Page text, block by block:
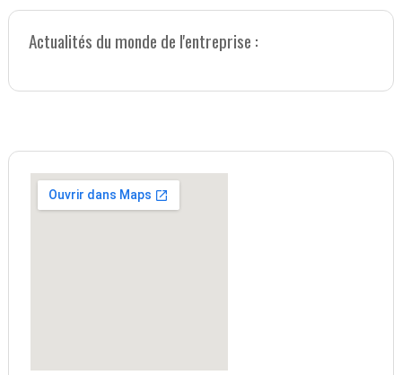
Actualités du monde de l'entreprise :